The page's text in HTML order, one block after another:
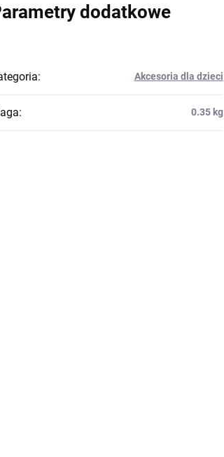
dodatkowe
: Akcesoria dla dzieci
: 0.35 kg